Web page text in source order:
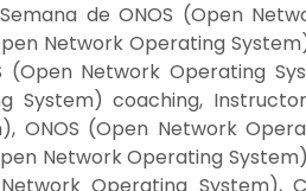
de ONOS (Open
Network Operating
(Open Network Operating
System) coaching,
ONOS (Open Network
Network Operating